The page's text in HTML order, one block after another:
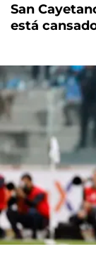
San
está